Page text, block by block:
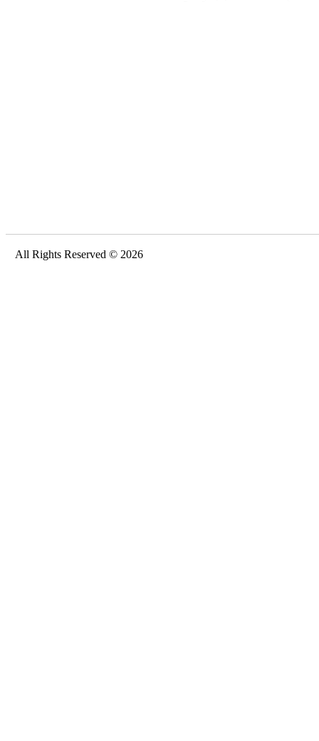
All Rights Reserved © 2026